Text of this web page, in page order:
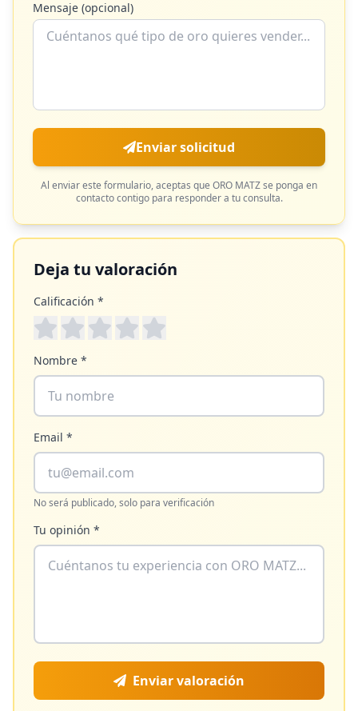
Mensaje (opcional)
Enviar solicitud
Al enviar este formulario, aceptas que ORO MATZse ponga en
contacto contigo para responder a tu consulta.
Deja tu valoración
Calificación *
Nombre *
Email *
No será publicado, solo para verificación
Tu opinión *
Enviar valoración